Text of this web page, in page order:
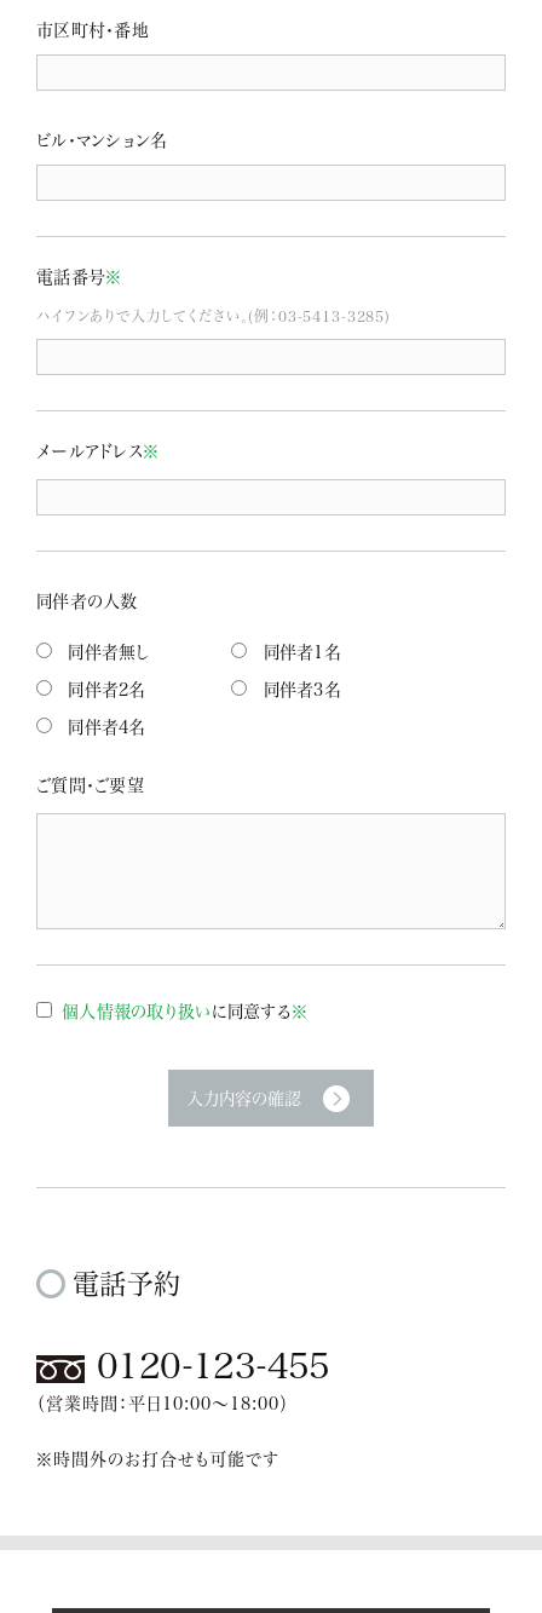
市区町村・番地
ビル・マンション名
電話番号※
ハイフンありで入力してください。(例：03-5413-3285)
メールアドレス※
同伴者の人数
同伴者無し
同伴者1名
同伴者2名
同伴者3名
同伴者4名
ご質問・ご要望
個人情報の取り扱いに同意する※
電話予約
0120-123-455
（営業時間：平日10:00～18:00）
※時間外のお打合せも可能です